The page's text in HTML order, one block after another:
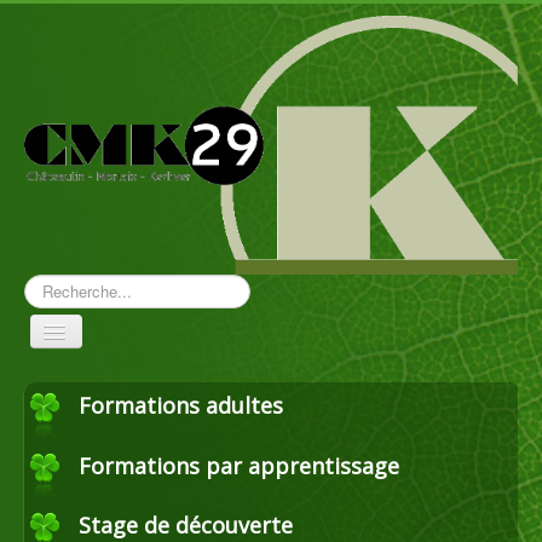
Rechercher
Toggle
Navigation
Aménagement paysager
Formations adultes
Formations par apprentissage
Stage de découverte